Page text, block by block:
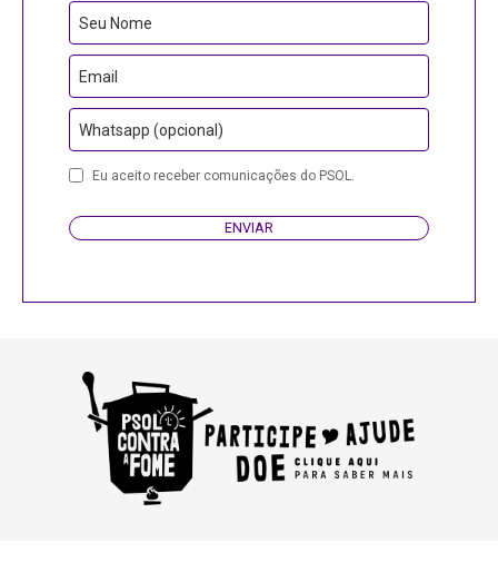
Your
Website
Seu Nome
Email
Whatsapp (opcional)
Eu aceito receber comunicações do PSOL.
ENVIAR